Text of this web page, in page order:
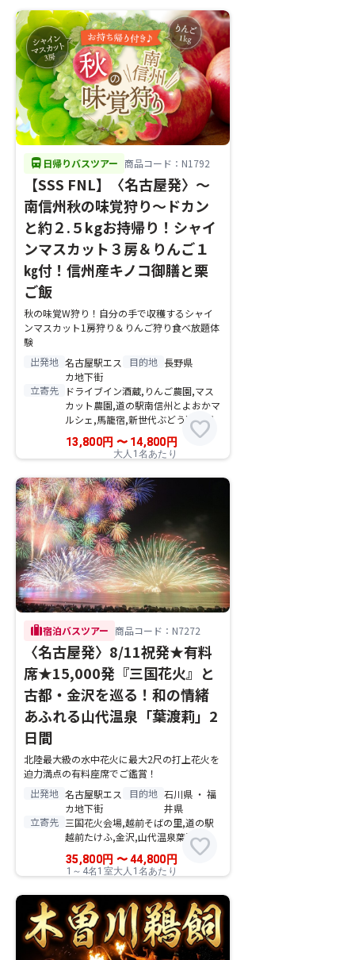
directions_bus 日帰りバスツアー 商品コード：N1792
【SSS FNL】〈名古屋発〉～
南信州秋の味覚狩り～ドカン
と約２.５kgお持帰り！シャイ
ンマスカット３房＆りんご１
㎏付！信州産キノコ御膳と栗
ご飯
秋の味覚W狩り！自分の手で収穫するシャイ
ンマスカット1房狩り＆りんご狩り食べ放題体
験
出発地 名古屋駅エス
カ地下街
目的地 長野県
立寄先
ドライブイン酒蔵,りんご農園,マス
カット農園,道の駅南信州とよおかマ
ルシェ,馬籠宿,新世代ぶどう選果場
13,800円 〜14,800 円
大人1名あたり
favorite
trip宿泊バスツアー 商品コード：N7272
〈名古屋発〉8/11祝発★有料
席★15,000発『三国花火』と
古都・金沢を巡る！和の情緒
あふれる山代温泉「葉渡莉」2
日間
北陸最大級の水中花火に最大2尺の打上花火を
迫力満点の有料座席でご鑑賞！
出発地 名古屋駅エス
カ地下街
目的地 石川県 ・ 福
井県
立寄先 三国花火会場,越前そばの里,道の駅
越前たけふ,金沢,山代温泉葉渡莉
35,800円 〜44,800 円
1～4名1室大人1名あたり
favorite